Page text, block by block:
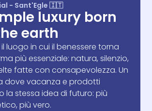
- Sant'Egle 🇮🇹
luxury born
earth
il luogo in cui il benessere torna
più essenziale: natura, silenzio,
fatte con consapevolezza. Un
dove vacanza e prodotti
la stessa idea di futuro: più
più vero.